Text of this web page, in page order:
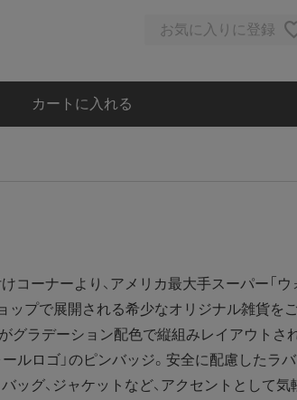
お気に入りに登録
カートに入れる
コーナーより、アメリカ最大手スーパー「ウ
ップで展開される希少なオリジナル雑貨を
グラデーション配色で縦組みレイアウトさ
ールロゴ」のピンバッジ。安全に配慮したラ
バッグ、ジャケットなど、アクセントとして気